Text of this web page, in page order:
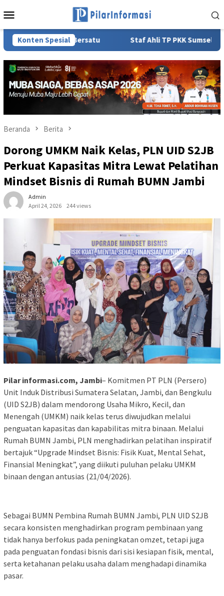
ke
Mobile
Konten Spesial
Bersatu Staf Ahli TP PKK Sumsel Lidyawati Cik
Beranda Berita
Dorong UMKM Naik Kelas, PLN UID S2JB
Perkuat Kapasitas Mitra Lewat Pelatihan
Mindset Bisnis di Rumah BUMN Jambi
Admin
April 24, 2026
244 views
Pilar informasi.com, Jambi– Komitmen PT PLN (Persero)
Unit Induk Distribusi Sumatera Selatan, Jambi, dan Bengkulu
(UID S2JB) dalam mendorong Usaha Mikro, Kecil, dan
Menengah (UMKM) naik kelas terus diwujudkan melalui
penguatan kapasitas dan kapabilitas mitra binaan. Melalui
Rumah BUMN Jambi, PLN menghadirkan pelatihan inspiratif
bertajuk “Upgrade Mindset Bisnis: Fisik Kuat, Mental Sehat,
Finansial Meningkat”, yang diikuti puluhan pelaku UMKM
binaan dengan antusias (21/04/2026).
Sebagai BUMN Pembina Rumah BUMN Jambi, PLN UID S2JB
secara konsisten menghadirkan program pembinaan yang
tidak hanya berfokus pada peningkatan omzet, tetapi juga
pada penguatan fondasi bisnis dari sisi kesiapan fisik, mental,
serta ketahanan pelaku usaha dalam menghadapi dinamika
pasar.